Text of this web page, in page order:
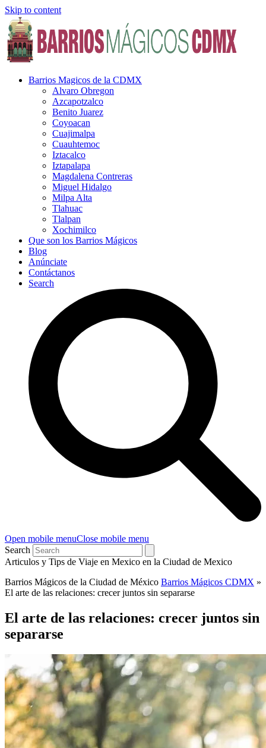
Skip to content
Barrios Magicos de la CDMX
Alvaro Obregon
Azcapotzalco
Benito Juarez
Coyoacan
Cuajimalpa
Cuauhtemoc
Iztacalco
Iztapalapa
Magdalena Contreras
Miguel Hidalgo
Milpa Alta
Tlahuac
Tlalpan
Xochimilco
Que son los Barrios Mágicos
Blog
Anúnciate
Contáctanos
Search
Open mobile menuClose mobile menu
Search
Articulos y Tips de Viaje en Mexico en la Ciudad de Mexico
Barrios Mágicos de la Ciudad de México Barrios Mágicos CDMX »
El arte de las relaciones: crecer juntos sin separarse
El arte de las relaciones: crecer juntos sin
separarse